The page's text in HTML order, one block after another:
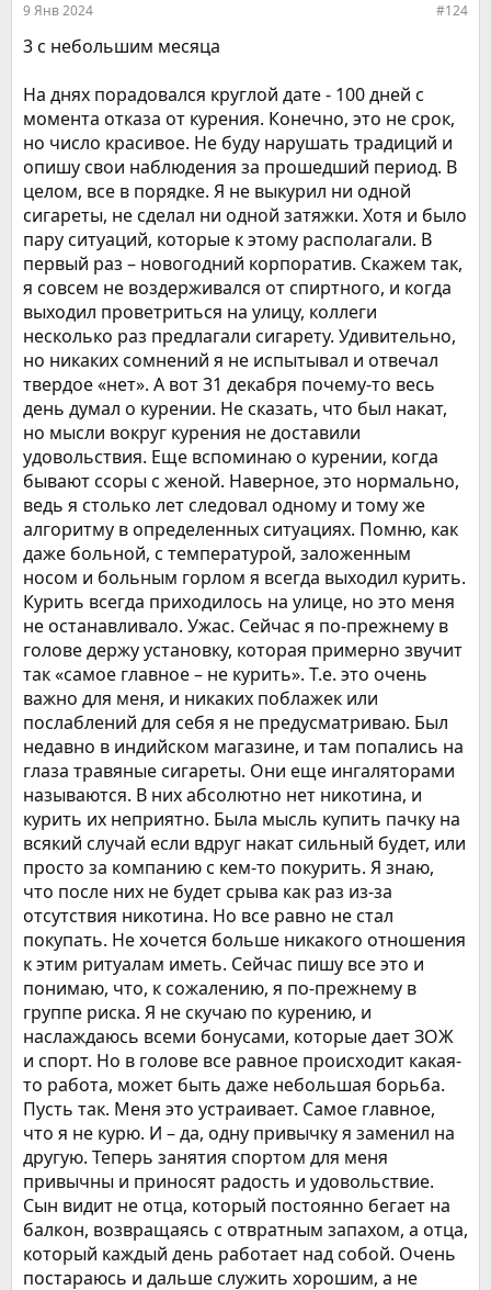
9 Янв 2024 #124
3 с небольшим месяца
На днях порадовался круглой дате - 100 дней с
момента отказа от курения. Конечно, это не срок,
но число красивое. Не буду нарушать традиций и
опишу свои наблюдения за прошедший период. В
целом, все в порядке. Я не выкурил ни одной
сигареты, не сделал ни одной затяжки. Хотя и было
пару ситуаций, которые к этому располагали. В
первый раз – новогодний корпоратив. Скажем так,
я совсем не воздерживался от спиртного, и когда
выходил проветриться на улицу, коллеги
несколько раз предлагали сигарету. Удивительно,
но никаких сомнений я не испытывал и отвечал
твердое «нет». А вот 31 декабря почему-то весь
день думал о курении. Не сказать, что был накат,
но мысли вокруг курения не доставили
удовольствия. Еще вспоминаю о курении, когда
бывают ссоры с женой. Наверное, это нормально,
ведь я столько лет следовал одному и тому же
алгоритму в определенных ситуациях. Помню, как
даже больной, с температурой, заложенным
носом и больным горлом я всегда выходил курить.
Курить всегда приходилось на улице, но это меня
не останавливало. Ужас. Сейчас я по-прежнему в
голове держу установку, которая примерно звучит
так «самое главное – не курить». Т.е. это очень
важно для меня, и никаких поблажек или
послаблений для себя я не предусматриваю. Был
недавно в индийском магазине, и там попались на
глаза травяные сигареты. Они еще ингаляторами
называются. В них абсолютно нет никотина, и
курить их неприятно. Была мысль купить пачку на
всякий случай если вдруг накат сильный будет, или
просто за компанию с кем-то покурить. Я знаю,
что после них не будет срыва как раз из-за
отсутствия никотина. Но все равно не стал
покупать. Не хочется больше никакого отношения
к этим ритуалам иметь. Сейчас пишу все это и
понимаю, что, к сожалению, я по-прежнему в
группе риска. Я не скучаю по курению, и
наслаждаюсь всеми бонусами, которые дает ЗОЖ
и спорт. Но в голове все равное происходит какая-
то работа, может быть даже небольшая борьба.
Пусть так. Меня это устраивает. Самое главное,
что я не курю. И – да, одну привычку я заменил на
другую. Теперь занятия спортом для меня
привычны и приносят радость и удовольствие.
Сын видит не отца, который постоянно бегает на
балкон, возвращаясь с отвратным запахом, а отца,
который каждый день работает над собой. Очень
постараюсь и дальше служить хорошим, а не